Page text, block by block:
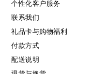
个性化客户服务
联系我们
礼品卡与购物福利
付款方式
配送说明